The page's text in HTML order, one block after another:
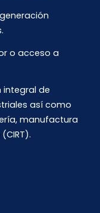
o acceso a
integral de
así como
manufactura